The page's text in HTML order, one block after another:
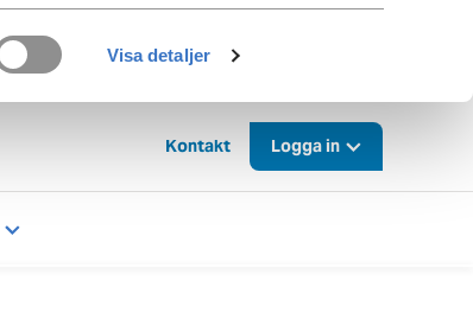
Visa detaljer
Kontakt Logga in